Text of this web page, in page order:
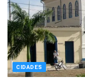
CIDADES